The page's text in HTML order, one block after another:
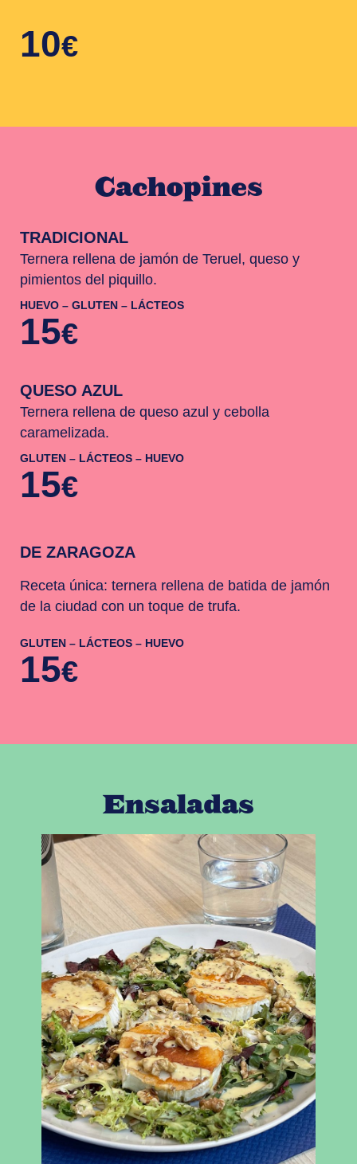
10€
Cachopines
TRADICIONAL
Ternera rellena de jamón de Teruel, queso y
pimientos del piquillo.
HUEVO – GLUTEN – LÁCTEOS
15€
QUESO AZUL
Ternera rellena de queso azul y cebolla
caramelizada.
GLUTEN – LÁCTEOS – HUEVO
15€
DE ZARAGOZA
Receta única: ternera rellena de batida de jamón
de la ciudad con un toque de trufa.
GLUTEN – LÁCTEOS – HUEVO
15€
Ensaladas